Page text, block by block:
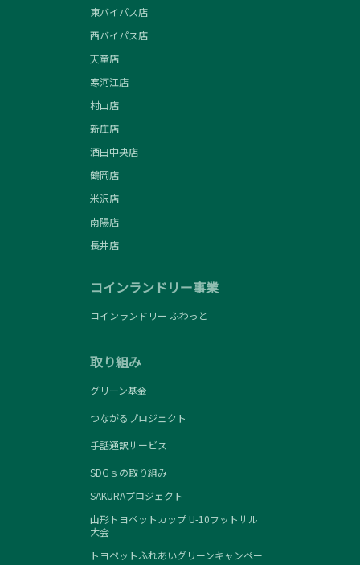
東バイパス店
西バイパス店
天童店
寒河江店
村山店
新庄店
酒田中央店
鶴岡店
米沢店
南陽店
長井店
コインランドリー事業
コインランドリー ふわっと
取り組み
グリーン基金
つながるプロジェクト
手話通訳サービス
SDGｓの取り組み
SAKURAプロジェクト
山形トヨペットカップ U-10フットサル
大会
トヨペットふれあいグリーンキャンペー